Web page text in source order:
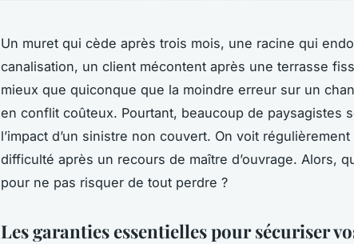
Un muret qui cède après trois mois, une racine qui
canalisation, un client mécontent après une terrasse
mieux que quiconque que la moindre erreur sur un
en conflit coûteux. Pourtant, beaucoup de paysagistes
l’impact d’un sinistre non couvert. On voit
difficulté après un recours de maître d’ouvrage. Alors,
pour ne pas risquer de tout perdre ?
Les garanties essentielles pour sécuriser